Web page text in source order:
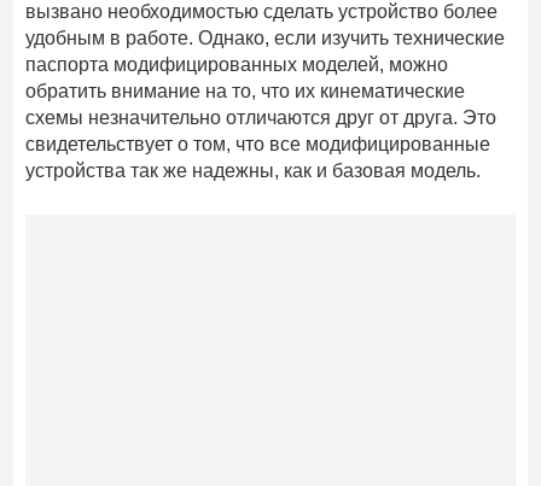
вызвано необходимостью сделать устройство более
удобным в работе. Однако, если изучить технические
паспорта модифицированных моделей, можно
обратить внимание на то, что их кинематические
схемы незначительно отличаются друг от друга. Это
свидетельствует о том, что все модифицированные
устройства так же надежны, как и базовая модель.